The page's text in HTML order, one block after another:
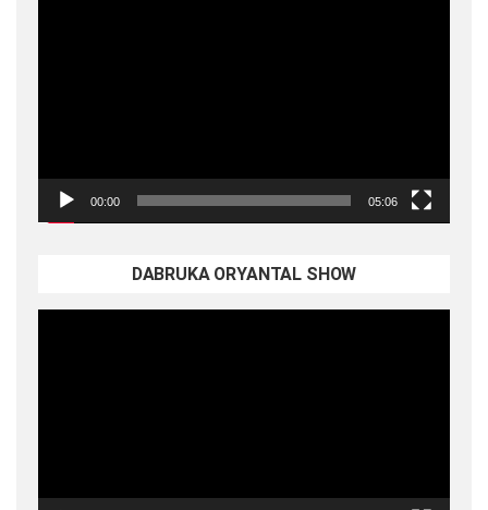
00:00 05:06
DABRUKA ORYANTAL SHOW